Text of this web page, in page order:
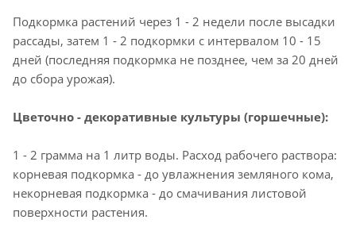
Подкормка растений через 1 - 2 недели после высадки
рассады, затем 1 - 2 подкормки с интервалом 10 - 15
дней (последняя подкормка не позднее, чем за 20 дней
до сбора урожая).
Цветочно - декоративные культуры (горшечные):
1 - 2 грамма на 1 литр воды. Расход рабочего раствора:
корневая подкормка - до увлажнения земляного кома,
некорневая подкормка - до смачивания листовой
поверхности растения.